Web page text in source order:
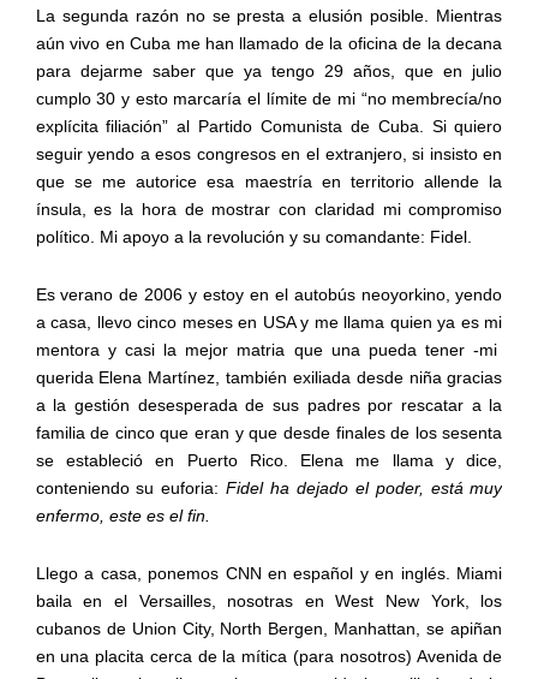
La segunda razón no se presta a elusión posible. Mientras
aún vivo en Cuba me han llamado de la oficina de la decana
para dejarme saber que ya tengo 29 años, que en julio
cumplo 30 y esto marcaría el límite de mi “no membrecía/no
explícita filiación” al Partido Comunista de Cuba. Si quiero
seguir yendo a esos congresos en el extranjero, si insisto en
que se me autorice esa maestría en territorio allende la
ínsula, es la hora de mostrar con claridad mi compromiso
político. Mi apoyo a la revolución y su comandante: Fidel.
Es verano de 2006 y estoy en el autobús neoyorkino, yendo
a casa, llevo cinco meses en USA y me llama quien ya es mi
mentora y casi la mejor matria que una pueda tener -mi
querida Elena Martínez, también exiliada desde niña gracias
a la gestión desesperada de sus padres por rescatar a la
familia de cinco que eran y que desde finales de los sesenta
se estableció en Puerto Rico. Elena me llama y dice,
conteniendo su euforia:Fidel ha dejado el poder, está muy
enfermo, este es el fin.
Llego a casa, ponemos CNN en español y en inglés. Miami
baila en el Versailles, nosotras en West New York, los
cubanos de Union City, North Bergen, Manhattan, se apiñan
en una placita cerca de la mítica (para nosotros) Avenida de